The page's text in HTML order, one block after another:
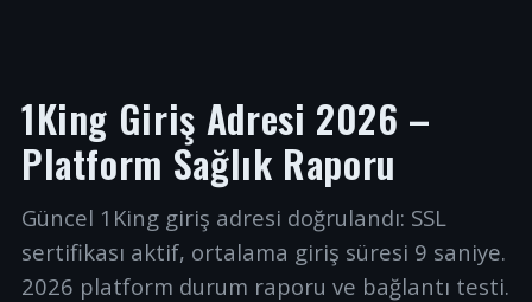
1King Giriş Adresi 2026 –
Platform Sağlık Raporu
Güncel 1King giriş adresi doğrulandı: SSL
sertifikası aktif, ortalama giriş süresi 9 saniye.
2026 platform durum raporu ve bağlantı testi.